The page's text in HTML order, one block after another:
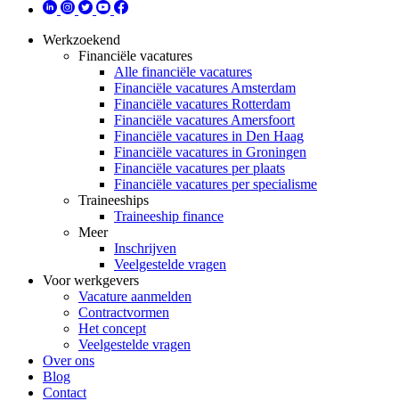
Werkzoekend
Financiële vacatures
Alle financiële vacatures
Financiële vacatures Amsterdam
Financiële vacatures Rotterdam
Financiële vacatures Amersfoort
Financiële vacatures in Den Haag
Financiële vacatures in Groningen
Financiële vacatures per plaats
Financiële vacatures per specialisme
Traineeships
Traineeship finance
Meer
Inschrijven
Veelgestelde vragen
Voor werkgevers
Vacature aanmelden
Contractvormen
Het concept
Veelgestelde vragen
Over ons
Blog
Contact